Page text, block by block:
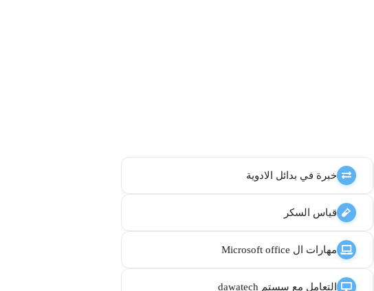
خبرة في بدائل الادوية
قياس السكر
مهارات ال Microsoft office
التعامل مع سستم dawatech